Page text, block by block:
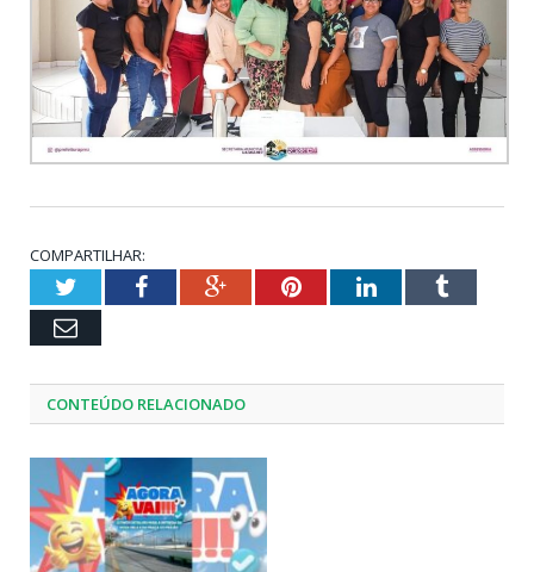
COMPARTILHAR:
TwitterFacebookGoogle+PinterestLinkedInTumblr
Email
CONTEÚDO RELACIONADO